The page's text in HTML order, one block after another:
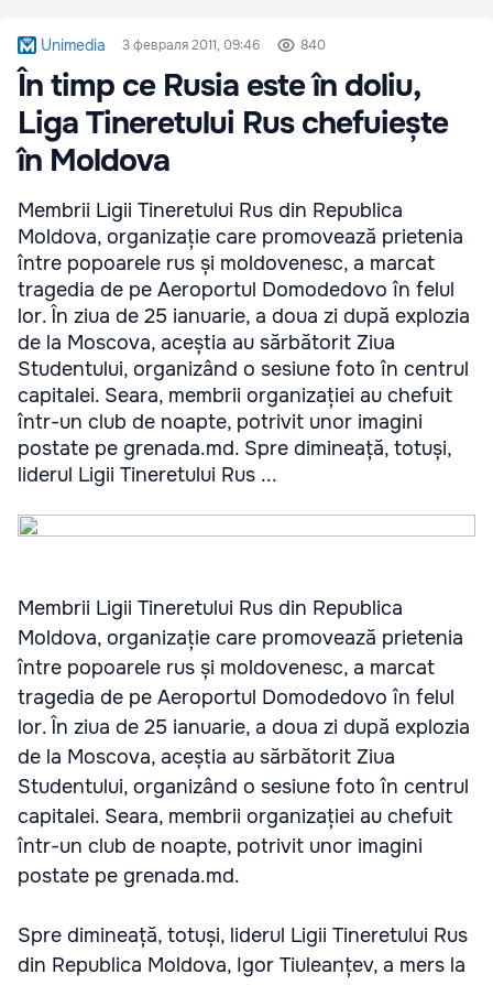
Unimedia 3 февраля 2011, 09:46 840
În timp ce Rusia este în doliu,
Liga Tineretului Rus chefuiește
în Moldova
Membrii Ligii Tineretului Rus din Republica
Moldova, organizație care promovează prietenia
între popoarele rus și moldovenesc, a marcat
tragedia de pe Aeroportul Domodedovo în felul
lor. În ziua de 25 ianuarie, a doua zi după explozia
de la Moscova, aceștia au sărbătorit Ziua
Studentului, organizând o sesiune foto în centrul
capitalei. Seara, membrii organizației au chefuit
într-un club de noapte, potrivit unor imagini
postate pe grenada.md. Spre dimineață, totuși,
liderul Ligii Tineretului Rus ...
Membrii Ligii Tineretului Rus din Republica
Moldova, organizație care promovează prietenia
între popoarele rus și moldovenesc, a marcat
tragedia de pe Aeroportul Domodedovo în felul
lor. În ziua de 25 ianuarie, a doua zi după explozia
de la Moscova, aceștia au sărbătorit Ziua
Studentului, organizând o sesiune foto în centrul
capitalei. Seara, membrii organizației au chefuit
într-un club de noapte, potrivit unor imagini
postate pe grenada.md.
Spre dimineață, totuși, liderul Ligii Tineretului Rus
din Republica Moldova, Igor Tiuleanțev, a mers la